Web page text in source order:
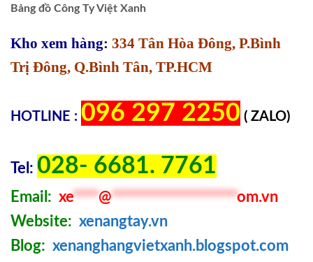
Bảng đồ Công Ty Việt Xanh
Kho xem hàng: 334 Tân Hòa Đông, P.Bình
Trị Đông, Q.Bình Tân, TP.HCM
HOTLINE : 096 297 2250 ( ZALO)
Tel: 028- 6681. 7761
Email: xe****@********************om.vn
Website: xenangtay.vn
Blog: xenanghangvietxanh.blogspot.com